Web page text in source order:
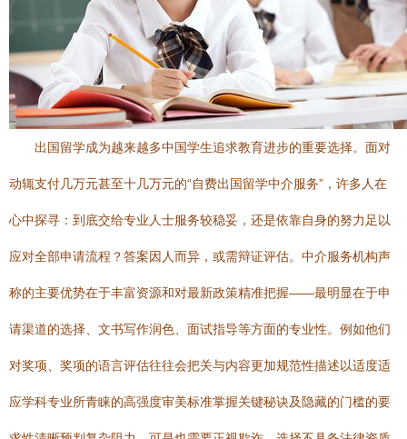
出国留学成为越来越多中国学生追求教育进步的重要选择。面对
动辄支付几万元甚至十几万元的“自费出国留学中介服务”，许多人在
心中探寻：到底交给专业人士服务较稳妥，还是依靠自身的努力足以
应对全部申请流程？答案因人而异，或需辩证评估。中介服务机构声
称的主要优势在于丰富资源和对最新政策精准把握——最明显在于申
请渠道的选择、文书写作润色、面试指导等方面的专业性。例如他们
对奖项、奖项的语言评估往往会把关与内容更加规范性描述以适度适
应学科专业所青睐的高强度审美标准掌握关键秘诀及隐藏的门槛的要